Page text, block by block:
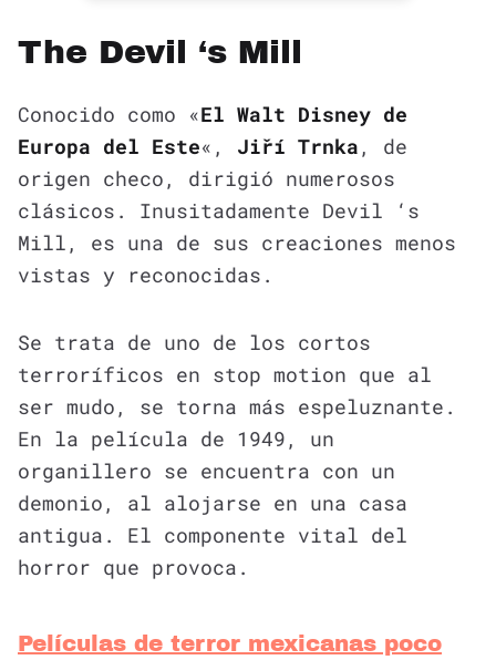
The Devil ‘s Mill
Conocido como «El Walt Disney de
Europa del Este«, Jiří Trnka , de
origen checo, dirigió numerosos
clásicos. Inusitadamente Devil ‘s
Mill, es una de sus creaciones menos
vistas y reconocidas.
Se trata de uno de los cortos
terroríficos en stop motion que al
ser mudo, se torna más espeluznante.
En la película de 1949, un
organillero se encuentra con un
demonio, al alojarse en una casa
antigua. El componente vital del
horror que provoca.
Películas de terror mexicanas poco